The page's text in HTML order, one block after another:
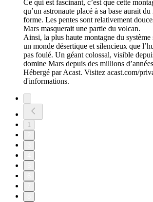
Ce qui est fascinant, c’est que cette
qu’un astronaute placé à sa base aurait
forme. Les pentes sont relativement
Mars masquerait une partie du volcan.
Ainsi, la plus haute montagne du système
un monde désertique et silencieux que
pas foulé. Un géant colossal, visible
domine Mars depuis des millions
Hébergé par Acast. Visitez acast.com/
d'informations.
1